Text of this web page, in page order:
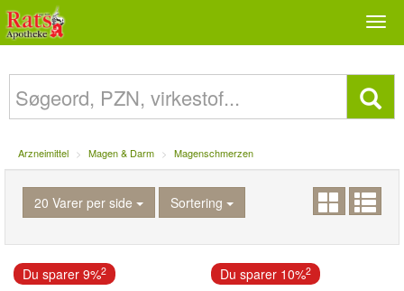
Arzneimittel Magen & Darm Magenschmerzen
20 Varer per side Sortering
Du sparer 9%2 Du sparer 10%2